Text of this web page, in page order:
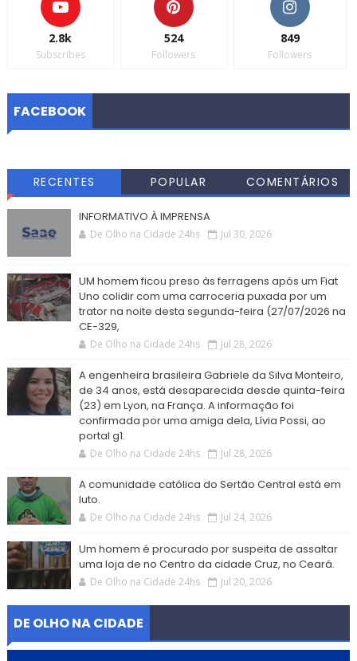
2.8k
Subscribes
524
Followers
849
Followers
FACEBOOK
RECENTES POPULAR COMENTÁRIOS
INFORMATIVO À IMPRENSA
De Olho na Cidade 24hs Jul 30, 2026
UM homem ficou preso às ferragens após um Fiat
Uno colidir com uma carroceria puxada por um
trator na noite desta segunda-feira (27/07/2026 na
CE-329,
De Olho na Cidade 24hs Jul 28, 2026
A engenheira brasileira Gabriele da Silva Monteiro,
de 34 anos, está desaparecida desde quinta-feira
(23) em Lyon, na França. A informação foi
confirmada por uma amiga dela, Lívia Possi, ao
portal g1.
De Olho na Cidade 24hs Jul 28, 2026
A comunidade católica do Sertão Central está em
luto.
De Olho na Cidade 24hs Jul 24, 2026
Um homem é procurado por suspeita de assaltar
uma loja de no Centro da cidade Cruz, no Ceará.
De Olho na Cidade 24hs Jul 20, 2026
DE OLHO NA CIDADE